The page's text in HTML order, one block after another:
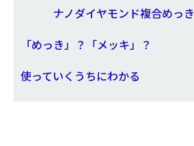
ナノダイヤモンド複合めっき
「めっき」？「メッキ」？
使っていくうちにわかる